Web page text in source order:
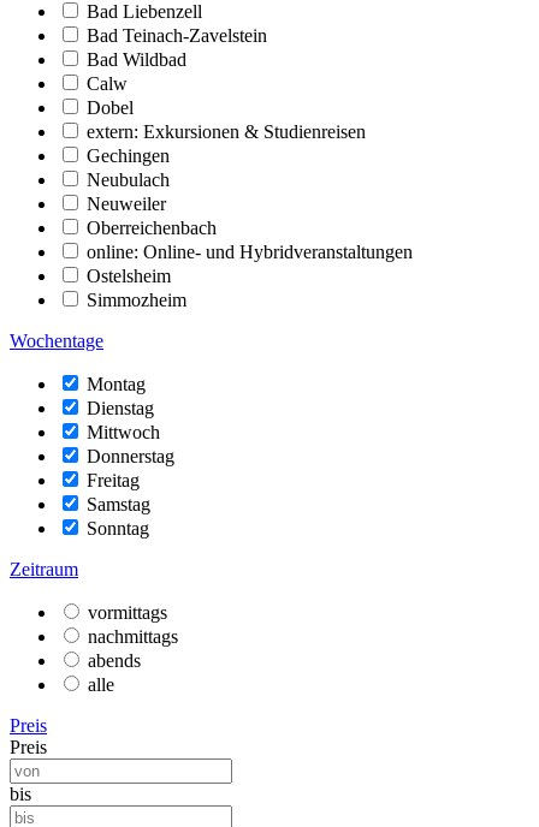
Bad Liebenzell
Bad Teinach-Zavelstein
Bad Wildbad
Calw
Dobel
extern: Exkursionen & Studienreisen
Gechingen
Neubulach
Neuweiler
Oberreichenbach
online: Online- und Hybridveranstaltungen
Ostelsheim
Simmozheim
Wochentage
Montag
Dienstag
Mittwoch
Donnerstag
Freitag
Samstag
Sonntag
Zeitraum
vormittags
nachmittags
abends
alle
Preis
Preis
bis